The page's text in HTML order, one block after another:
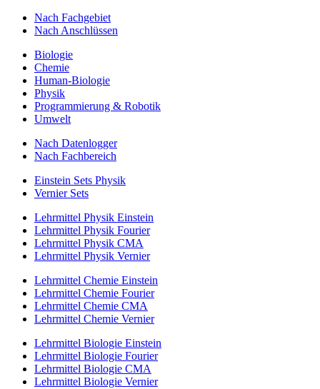
Nach Fachgebiet
Nach Anschlüssen
Biologie
Chemie
Human-Biologie
Physik
Programmierung & Robotik
Umwelt
Nach Datenlogger
Nach Fachbereich
Einstein Sets Physik
Vernier Sets
Lehrmittel Physik Einstein
Lehrmittel Physik Fourier
Lehrmittel Physik CMA
Lehrmittel Physik Vernier
Lehrmittel Chemie Einstein
Lehrmittel Chemie Fourier
Lehrmittel Chemie CMA
Lehrmittel Chemie Vernier
Lehrmittel Biologie Einstein
Lehrmittel Biologie Fourier
Lehrmittel Biologie CMA
Lehrmittel Biologie Vernier